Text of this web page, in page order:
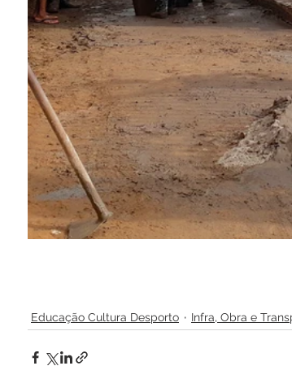
Educação Cultura Desporto Infra, Obra e